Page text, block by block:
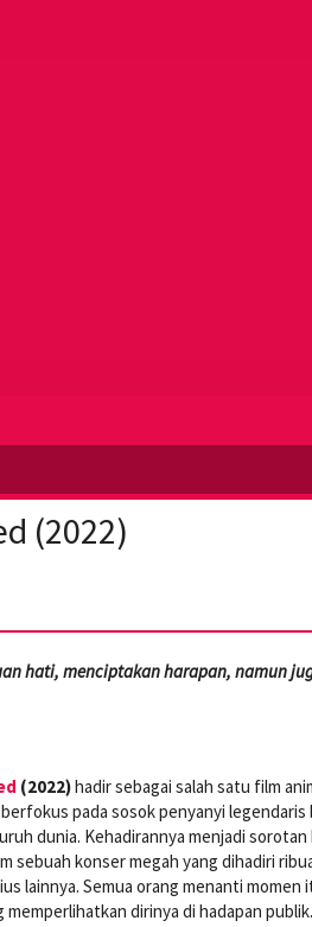
(2022)
hati, menciptakan harapan, namun
(2022)hadir sebagai salah satu film
pada sosok penyanyi legendaris
dunia. Kehadirannya menjadi
sebuah konser megah yang dihadiri
lainnya. Semua orang menanti momen
memperlihatkan dirinya di hadapan publik.